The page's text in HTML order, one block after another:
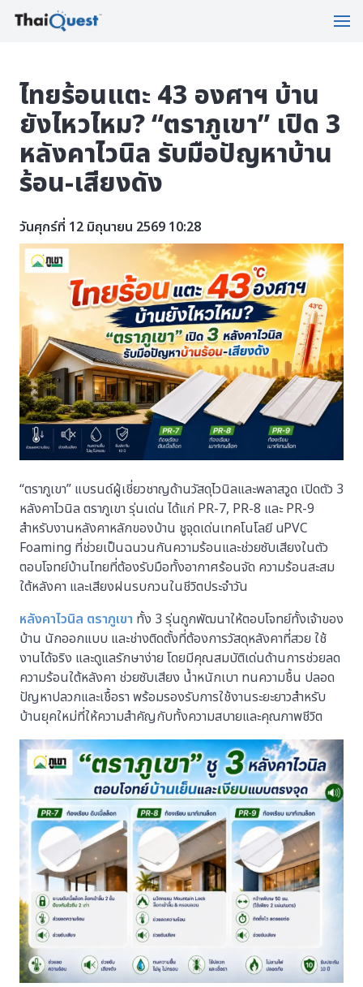
ไทยร้อนแตะ 43 องศาฯ บ้าน
ยังไหวไหม? “ตราภูเขา” เปิด 3
หลังคาไวนิล รับมือปัญหาบ้าน
ร้อน-เสียงดัง
วันศุกร์ที่ 12 มิถุนายน 2569 10:28
“ตราภูเขา” แบรนด์ผู้เชี่ยวชาญด้านวัสดุไวนิลและพลาสวูด เปิดตัว 3
หลังคาไวนิล ตราภูเขา รุ่นเด่น ได้แก่ PR-7, PR-8 และ PR-9
สำหรับงานหลังคาหลักของบ้าน ชูจุดเด่นเทคโนโลยี uPVC
Foaming ที่ช่วยเป็นฉนวนกันความร้อนและช่วยซับเสียงในตัว
ตอบโจทย์บ้านไทยที่ต้องรับมือทั้งอากาศร้อนจัด ความร้อนสะสม
ใต้หลังคา และเสียงฝนรบกวนในชีวิตประจำวัน
หลังคาไวนิล ตราภูเขา ทั้ง 3 รุ่นถูกพัฒนาให้ตอบโจทย์ทั้งเจ้าของ
บ้าน นักออกแบบ และช่างติดตั้งที่ต้องการวัสดุหลังคาที่สวย ใช้
งานได้จริง และดูแลรักษาง่าย โดยมีคุณสมบัติเด่นด้านการช่วยลด
ความร้อนใต้หลังคา ช่วยซับเสียง น้ำหนักเบา ทนความชื้น ปลอด
ปัญหาปลวกและเชื้อรา พร้อมรองรับการใช้งานระยะยาวสำหรับ
บ้านยุคใหม่ที่ให้ความสำคัญกับทั้งความสบายและคุณภาพชีวิต